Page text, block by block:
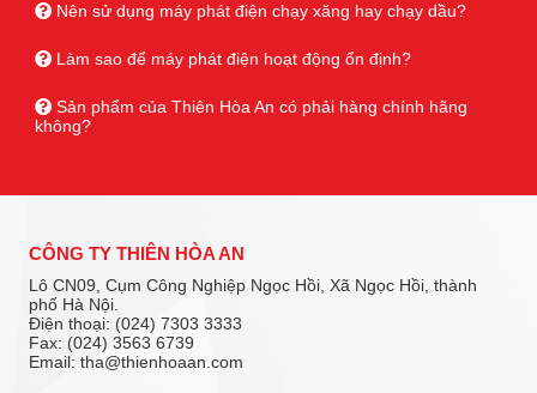
Nên sử dụng máy phát điện chạy xăng hay chạy dầu?
Làm sao để máy phát điện hoạt động ổn định?
Sản phẩm của Thiên Hòa An có phải hàng chính hãng
không?
CÔNG TY THIÊN HÒA AN
Lô CN09, Cụm Công Nghiệp Ngọc Hồi, Xã Ngọc Hồi, thành
phố Hà Nội.
Điện thoại: (024) 7303 3333
Fax: (024) 3563 6739
Email: tha@thienhoaan.com